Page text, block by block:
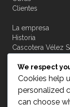
Clientes
La empresa
Historia
Cascotera Vélez
Contacto
We respect
Cookies help
personalized
can choose